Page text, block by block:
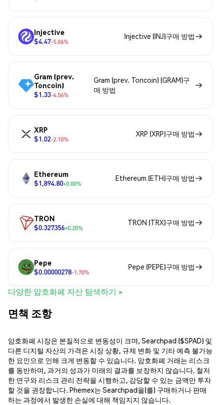
Injective
$4.47-5.06%
Injective (INJ)구매 방법
Gram (prev.
Toncoin)
$1.33-4.56%
Gram (prev. Toncoin) (GRAM)구
매 방법
XRP
$1.02-2.10%
XRP (XRP)구매 방법
Ethereum
$1,894.80+0.00%
Ethereum (ETH)구매 방법
TRON
$0.327356+0.20%
TRON (TRX)구매 방법
Pepe
$0.00000278-1.70%
Pepe (PEPE)구매 방법
다양한 암호화폐 자산 탐색하기 >
면책 조항
암호화폐 시장은 본질적으로 변동성이 크며, Searchpad ($SPAD) 및
다른 디지털 자산의 가격은 시장 상황, 규제 변화 및 기타 예측 불가능
한 요인으로 인해 크게 변동할 수 있습니다. 암호화폐 거래는 리스크
를 동반하며, 과거의 성과가 미래의 결과를 보장하지 않습니다. 철저
한 연구와 리스크 관리 전략을 시행하고, 감당할 수 있는 금액만 투자
할 것을 권장합니다. Phemex는 Searchpad을(를) 구매하거나 판매
하는 과정에서 발생한 손실에 대해 책임지지 않습니다.